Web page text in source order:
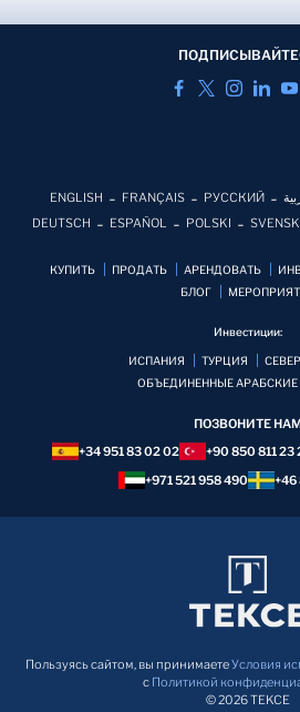
ENGLISH FRANÇAIS РУССКИЙ
DEUTSCH
ESPAÑOL POLSKI
КУПИТЬ ПРОДАТЬ АРЕНДОВАТЬ
БЛОГ
Инвестиции:
ИСПАНИЯ ТУРЦИЯ
ОБЪЕДИНЕННЫЕ
ПОЗВОНИТЕ
+34 951 83 02 02
+90 850 811 23
+971 521 958 490
+46
Пользуясь сайтом, вы принимаетеУсловия
с Политикой
© 2026 TEKCE